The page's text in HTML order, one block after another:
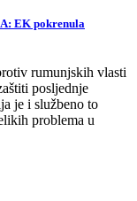
EK pokrenula
rumunjskih vlasti
posljednje
je i službeno to
problema u